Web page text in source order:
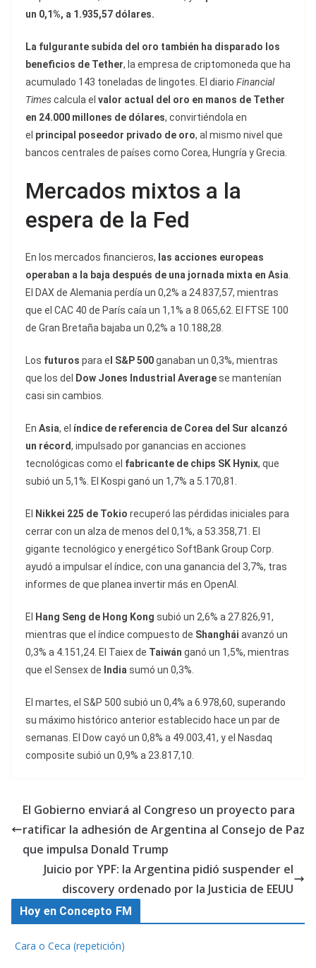
un 0,1%, a 1.935,57 dólares.
La fulgurante subida del oro también ha disparado los
beneficios de Tether, la empresa de criptomoneda que ha
acumulado 143 toneladas de lingotes. El diario Financial
Timescalcula el valor actual del oro en manos de Tether
en 24.000 millones de dólares, convirtiéndola en
el principal poseedor privado de oro, al mismo nivel que
bancos centrales de países como Corea, Hungría y Grecia.
Mercados mixtos a la
espera de la Fed
En los mercados financieros, las acciones europeas
operaban a la baja después de una jornada mixta en Asia.
El DAX de Alemania perdía un 0,2% a 24.837,57, mientras
que el CAC 40 de París caía un 1,1% a 8.065,62. El FTSE 100
de Gran Bretaña bajaba un 0,2% a 10.188,28.
Los futuros para e l S&P 500ganaban un 0,3%, mientras
que los del
Dow Jones Industrial Averagese mantenían
casi sin cambios.
En Asia, el índice de referencia de Corea del Sur alcanzó
un récord, impulsado por ganancias en acciones
tecnológicas como el fabricante de chips SK Hynix, que
subió un 5,1%. El Kospi ganó un 1,7% a 5.170,81.
El Nikkei 225 de Tokio recuperó las pérdidas iniciales para
cerrar con un alza de menos del 0,1%, a 53.358,71. El
gigante tecnológico y energético SoftBank Group Corp.
ayudó a impulsar el índice, con una ganancia del 3,7%, tras
informes de que planea invertir más en OpenAI.
El Hang Seng de Hong Kong subió un 2,6% a 27.826,91,
mientras que el índice compuesto de Shanghái avanzó un
0,3% a 4.151,24. El Taiex de Taiwán ganó un 1,5%, mientras
que el Sensex de Indiasumó un 0,3%.
El martes, el S&P 500 subió un 0,4% a 6.978,60, superando
su máximo histórico anterior establecido hace un par de
semanas. El Dow cayó un 0,8% a 49.003,41, y el Nasdaq
composite subió un 0,9% a 23.817,10.
El Gobierno enviará al Congreso un proyecto para
ratificar la adhesión de Argentina al Consejo de Paz
que impulsa Donald Trump
Juicio por YPF: la Argentina pidió suspender el
discovery ordenado por la Justicia de EEUU
Hoy en Concepto FM
Cara o Ceca (repetición)